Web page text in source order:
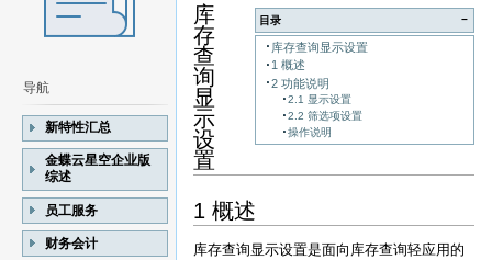
−
目录
库存查询显示设置
1 概述
2 功能说明
2.1 显示设置
2.2 筛选项设置
操作说明
库
存
查
询
显
示
设
置
1 概述
库存查询显示设置是面向库存查询轻应用的
导航
新特性汇总
金蝶云星空企业版
综述
员工服务
财务会计